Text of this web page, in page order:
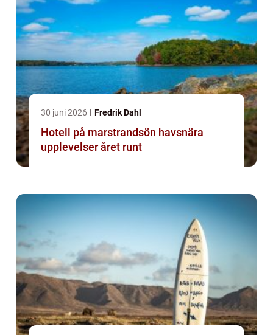
30 juni 2026 Fredrik Dahl
Hotell på marstrandsön havsnära
upplevelser året runt